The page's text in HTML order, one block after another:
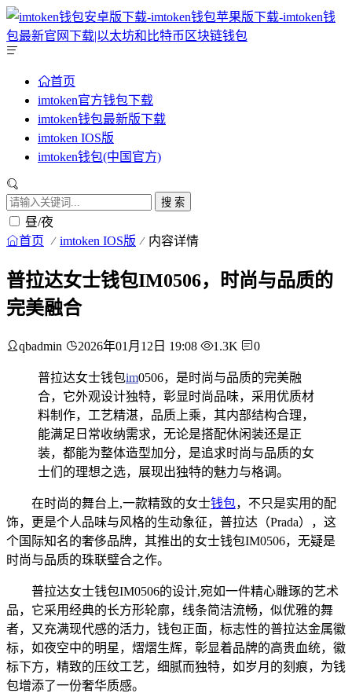
首页
imtoken官方钱包下载
imtoken钱包最新版下载
imtoken IOS版
imtoken钱包(中国官方)
搜 索
昼/夜
首页 imtoken IOS版 内容详情
普拉达女士钱包IM0506，时尚与品质的
完美融合
qbadmin 2026年01月12日 19:08 1.3K 0
普拉达女士钱包im0506，是时尚与品质的完美融
合，它外观设计独特，彰显时尚品味，采用优质材
料制作，工艺精湛，品质上乘，其内部结构合理，
能满足日常收纳需求，无论是搭配休闲装还是正
装，都能为整体造型加分，是追求时尚与品质的女
士们的理想之选，展现出独特的魅力与格调。
在时尚的舞台上,一款精致的女士钱包，不只是实用的配
饰，更是个人品味与风格的生动象征，普拉达（Prada），这
个国际知名的奢侈品牌，其推出的女士钱包IM0506，无疑是
时尚与品质的珠联璧合之作。
普拉达女士钱包IM0506的设计,宛如一件精心雕琢的艺术
品，它采用经典的长方形轮廓，线条简洁流畅，似优雅的舞
者，又充满现代感的活力，钱包正面，标志性的普拉达金属徽
标，如夜空中的明星，熠熠生辉，彰显着品牌的高贵血统，徽
标下方，精致的压纹工艺，细腻而独特，如岁月的刻痕，为钱
包增添了一份奢华质感。